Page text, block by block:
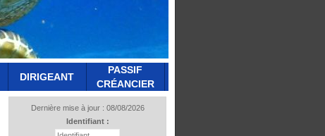
DIRIGEANT
PASSIF
CRÉANCIER
Dernière mise à jour : 08/08/2026
Identifiant :